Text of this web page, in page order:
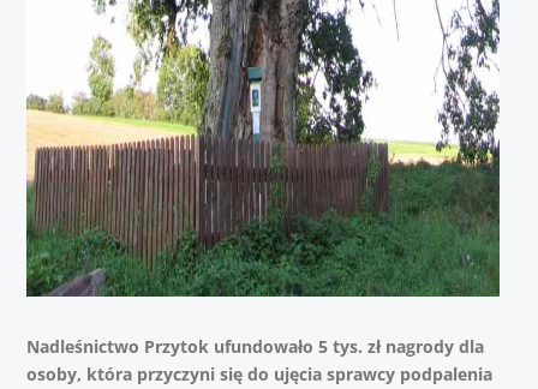
Nadleśnictwo Przytok ufundowało 5 tys. zł nagrody dla
osoby, która przyczyni się do ujęcia sprawcy podpalenia